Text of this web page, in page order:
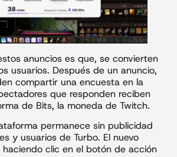
anuncios es que, se convierten
usuarios. Después de un anuncio,
compartir una encuesta en la
que responden reciben
de Bits, la moneda de Twitch.
permanece sin publicidad
y usuarios de Turbo. El nuevo
clic en el botón de acción